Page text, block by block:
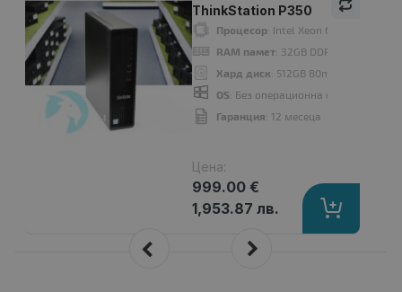
ThinkStation P350
Процесор: Intel Xeon 6-Core W 1350
RAM памет: 32GB DDR4
Хард диск: 512GB 80mm M.2 NVMe
OS: Без операционна система
Гаранция: 12 месеца
Цена:
999.00 €
1,953.87 лв.